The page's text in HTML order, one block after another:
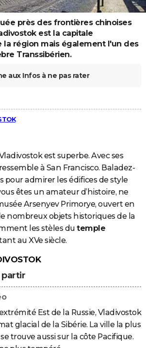
près des frontières chinoises
est la capitale
la région mais également l'un des
Transsibérien.
aux Infos à ne pas rater
est superbe. Avec ses
à San Francisco. Baladez-
pour admirer les édifices de style
êtes un amateur d’histoire, ne
Arsenyev Primorye, ouvert en
nombreux objets historiques de la
les stèles du temple
au XVe siècle.
partir
Est de la Russie, Vladivostok
glacial de la Sibérie. La ville la plus
trouve aussi sur la côte Pacifique.